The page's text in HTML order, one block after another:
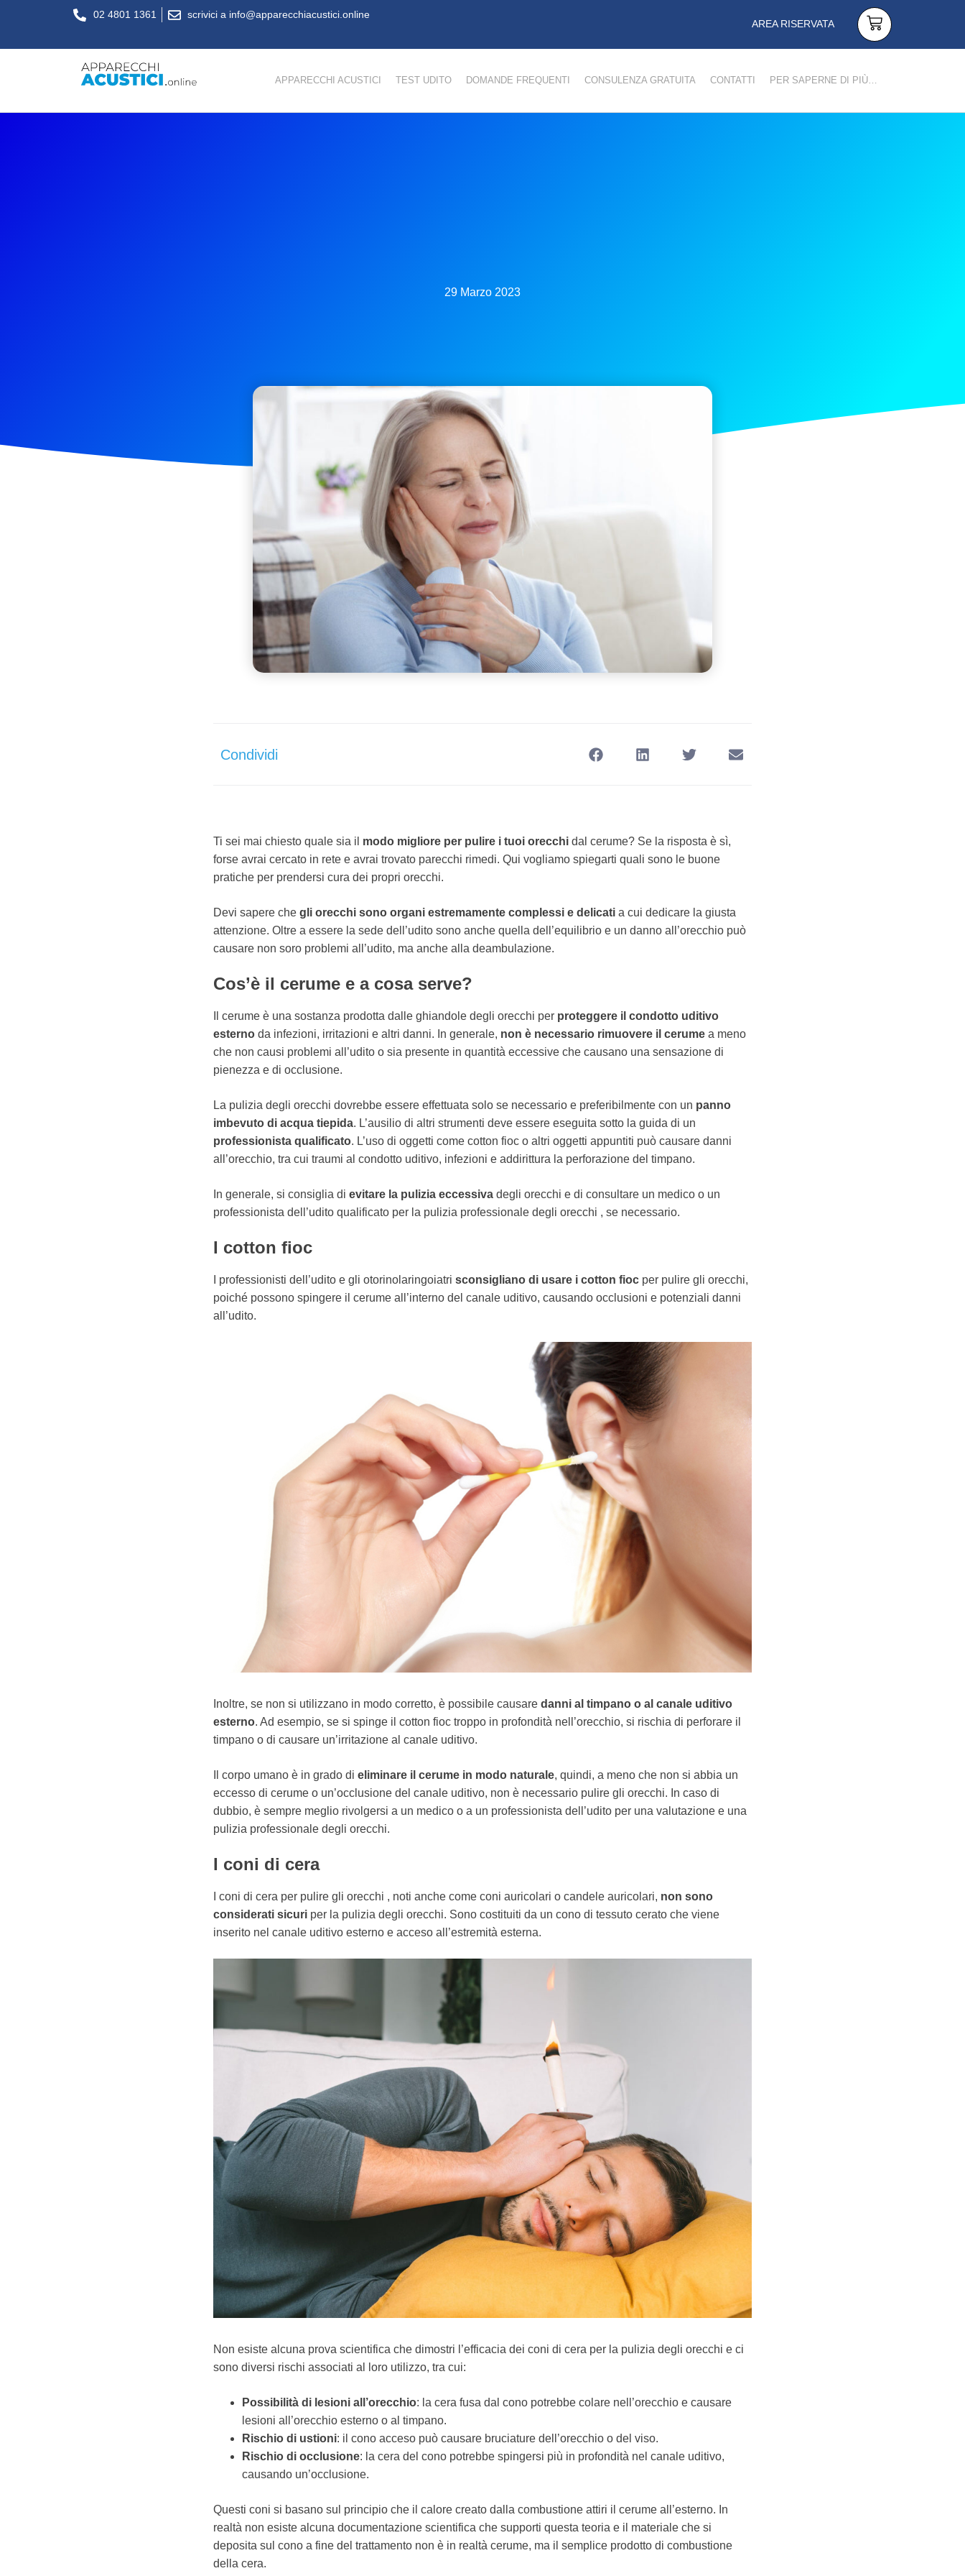
02 4801 1361
scrivici a info@apparecchiacustici.online
AREA RISERVATA
APPARECCHI ACUSTICI TEST UDITO DOMANDE FREQUENTI CONSULENZA GRATUITA CONTATTI PER SAPERNE DI PIÙ…
29 Marzo 2023
Condividi
Ti sei mai chiesto quale sia il modo migliore per pulire i tuoi orecchi dal cerume? Se la risposta è sì,
forse avrai cercato in rete e avrai trovato parecchi rimedi. Qui vogliamo spiegarti quali sono le buone
pratiche per prendersi cura dei propri orecchi.
Devi sapere che gli orecchi sono organi estremamente complessi e delicati a cui dedicare la giusta
attenzione. Oltre a essere la sede dell’udito sono anche quella dell’equilibrio e un danno all’orecchio può
causare non soro problemi all’udito, ma anche alla deambulazione.
Cos’è il cerume e a cosa serve?
Il cerume è una sostanza prodotta dalle ghiandole degli orecchi per proteggere il condotto uditivo
esterno da infezioni, irritazioni e altri danni. In generale, non è necessario rimuovere il cerume a meno
che non causi problemi all’udito o sia presente in quantità eccessive che causano una sensazione di
pienezza e di occlusione.
La pulizia degli orecchi dovrebbe essere effettuata solo se necessario e preferibilmente con un panno
imbevuto di acqua tiepida. L’ausilio di altri strumenti deve essere eseguita sotto la guida di un
professionista qualificato. L’uso di oggetti come cotton fioc o altri oggetti appuntiti può causare danni
all’orecchio, tra cui traumi al condotto uditivo, infezioni e addirittura la perforazione del timpano.
In generale, si consiglia di evitare la pulizia eccessiva degli orecchi e di consultare un medico o un
professionista dell’udito qualificato per la pulizia professionale degli orecchi , se necessario.
I cotton fioc
I professionisti dell’udito e gli otorinolaringoiatri sconsigliano di usare i cotton fioc per pulire gli orecchi,
poiché possono spingere il cerume all’interno del canale uditivo, causando occlusioni e potenziali danni
all’udito.
Inoltre, se non si utilizzano in modo corretto, è possibile causare danni al timpano o al canale uditivo
esterno. Ad esempio, se si spinge il cotton fioc troppo in profondità nell’orecchio, si rischia di perforare il
timpano o di causare un’irritazione al canale uditivo.
Il corpo umano è in grado di eliminare il cerume in modo naturale, quindi, a meno che non si abbia un
eccesso di cerume o un’occlusione del canale uditivo, non è necessario pulire gli orecchi. In caso di
dubbio, è sempre meglio rivolgersi a un medico o a un professionista dell’udito per una valutazione e una
pulizia professionale degli orecchi.
I coni di cera
I coni di cera per pulire gli orecchi , noti anche come coni auricolari o candele auricolari, non sono
considerati sicuri per la pulizia degli orecchi. Sono costituiti da un cono di tessuto cerato che viene
inserito nel canale uditivo esterno e acceso all’estremità esterna.
Non esiste alcuna prova scientifica che dimostri l’efficacia dei coni di cera per la pulizia degli orecchi e ci
sono diversi rischi associati al loro utilizzo, tra cui:
Possibilità di lesioni all’orecchio: la cera fusa dal cono potrebbe colare nell’orecchio e causare
lesioni all’orecchio esterno o al timpano.
Rischio di ustioni: il cono acceso può causare bruciature dell’orecchio o del viso.
Rischio di occlusione: la cera del cono potrebbe spingersi più in profondità nel canale uditivo,
causando un’occlusione.
Questi coni si basano sul principio che il calore creato dalla combustione attiri il cerume all’esterno. In
realtà non esiste alcuna documentazione scientifica che supporti questa teoria e il materiale che si
deposita sul cono a fine del trattamento non è in realtà cerume, ma il semplice prodotto di combustione
della cera.